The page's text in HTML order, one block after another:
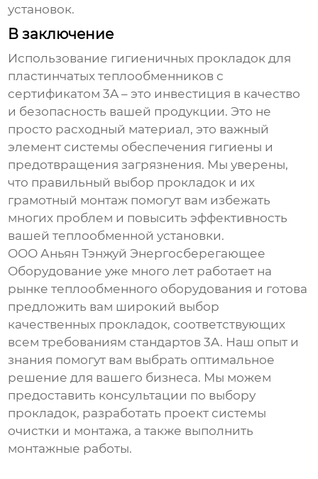
установок.
В заключение
Использование гигиеничных прокладок для
пластинчатых теплообменников с
сертификатом 3A – это инвестиция в качество
и безопасность вашей продукции. Это не
просто расходный материал, это важный
элемент системы обеспечения гигиены и
предотвращения загрязнения. Мы уверены,
что правильный выбор прокладок и их
грамотный монтаж помогут вам избежать
многих проблем и повысить эффективность
вашей теплообменной установки.
ООО Аньян Тэнжуй Энергосберегающее
Оборудование уже много лет работает на
рынке теплообменного оборудования и готова
предложить вам широкий выбор
качественных прокладок, соответствующих
всем требованиям стандартов 3A. Наш опыт и
знания помогут вам выбрать оптимальное
решение для вашего бизнеса. Мы можем
предоставить консультации по выбору
прокладок, разработать проект системы
очистки и монтажа, а также выполнить
монтажные работы.